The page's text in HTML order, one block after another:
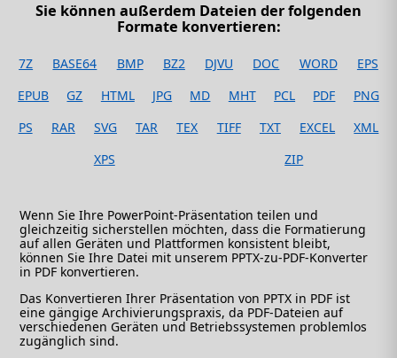
Sie können außerdem Dateien der folgenden
Formate konvertieren:
7Z BASE64 BMP BZ2 DJVU DOC WORD
EPS
EPUB
GZ HTML JPG MD MHT PCL PDF
PNG
PS
RAR SVG TAR TEX TIFF TXT EXCEL
XML
XPS
ZIP
Wenn Sie Ihre PowerPoint-Präsentation teilen und
gleichzeitig sicherstellen möchten, dass die Formatierung
auf allen Geräten und Plattformen konsistent bleibt,
können Sie Ihre Datei mit unserem PPTX-zu-PDF-Konverter
in PDF konvertieren.
Das Konvertieren Ihrer Präsentation von PPTX in PDF ist
eine gängige Archivierungspraxis, da PDF-Dateien auf
verschiedenen Geräten und Betriebssystemen problemlos
zugänglich sind.